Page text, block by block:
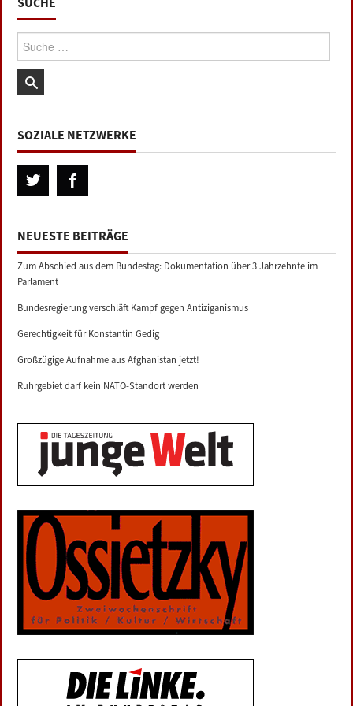
Suche:
SOZIALE NETZWERKE
NEUESTE BEITRÄGE
Zum Abschied aus dem Bundestag: Dokumentation über 3 Jahrzehnte im
Parlament
Bundesregierung verschläft Kampf gegen Antiziganismus
Gerechtigkeit für Konstantin Gedig
Großzügige Aufnahme aus Afghanistan jetzt!
Ruhrgebiet darf kein NATO-Standort werden